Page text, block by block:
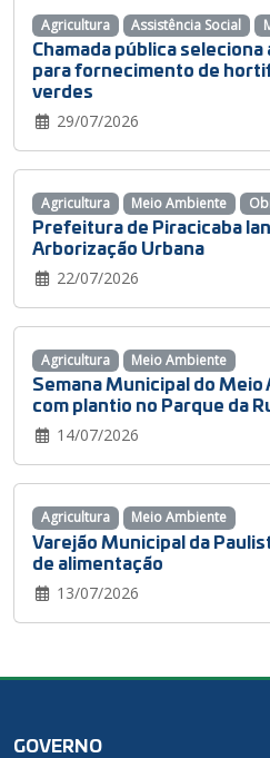
Chamada pública
para fornecimento de
verdes
29/07/2026
Agricultura Assistência Social
Prefeitura de Piracicaba
Arborização Urbana
22/07/2026
Agricultura Meio Ambiente
Semana Municipal do
com plantio no Parque da
14/07/2026
Agricultura Meio Ambiente
Varejão Municipal da
de alimentação
13/07/2026
Agricultura Meio Ambiente
GOVERNO